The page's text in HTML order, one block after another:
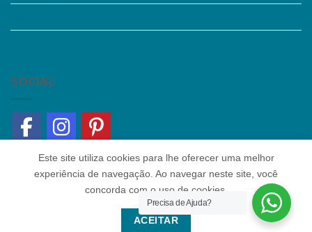
SOCIAL
Política de Privacidade
Contato
Copyright 2026 ©Colaborar Educacional
Precisa de Ajuda?
Este site utiliza cookies para lhe oferecer uma melhor
experiência de navegação. Ao navegar neste site, você
concorda com o uso de cookies.
ACEITAR